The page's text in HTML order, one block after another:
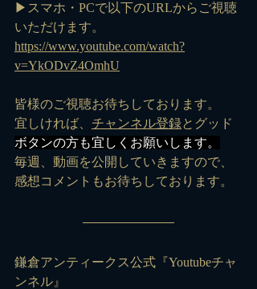
▶スマホ・PCで以下のURLからご視聴
いただけます。
https://www.youtube.com/watch?
v=YkODvZ4OmhU
皆様のご視聴お待ちしております。
宜しければ、 チャンネル登録とグッド
ボタンの方も宜しくお願いします。
毎週、動画を公開していきますので、
感想コメントもお待ちしております。
鎌倉アンティークス公式『Youtubeチャ
ンネル』